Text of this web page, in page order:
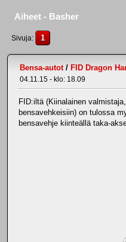
Aiheet - Basher
Sivuja 1
Bensa-autot/ FID Dragon
04.11.15 - klo: 18.09
FID:iltä (Kiinalainen
bensavehkeisiin) on tulossa
bensavehje kiinteällä taka-